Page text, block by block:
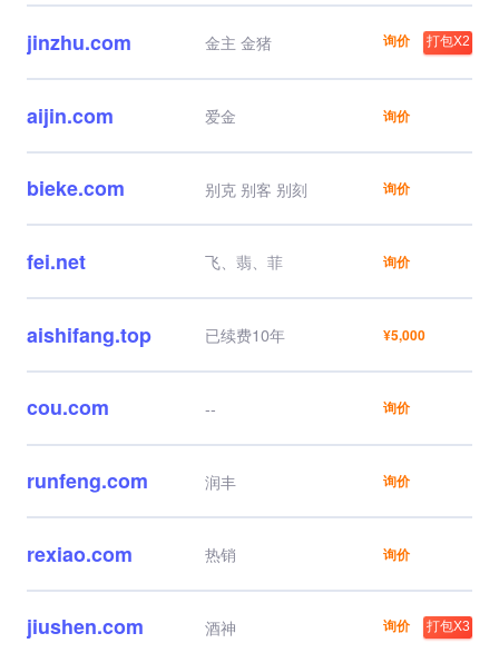
jinzhu.com 金主 金猪 询价 打包X2
aijin.com 爱金 询价
bieke.com 别克 别客 别刻 询价
fei.net 飞、翡、菲 询价
aishifang.top 已续费10年 ¥5,000
cou.com -- 询价
runfeng.com 润丰 询价
rexiao.com 热销 询价
jiushen.com 酒神 询价 打包X3